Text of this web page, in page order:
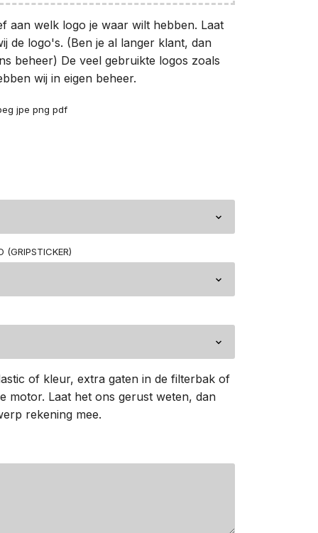
aan welk logo je waar wilt hebben. Laat
de logo's. (Ben je al langer klant, dan
beheer) De veel gebruikte logos zoals
wij in eigen beheer.
jpe png pdf
(GRIPSTICKER)
of kleur, extra gaten in de filterbak of
motor. Laat het ons gerust weten, dan
rekening mee.